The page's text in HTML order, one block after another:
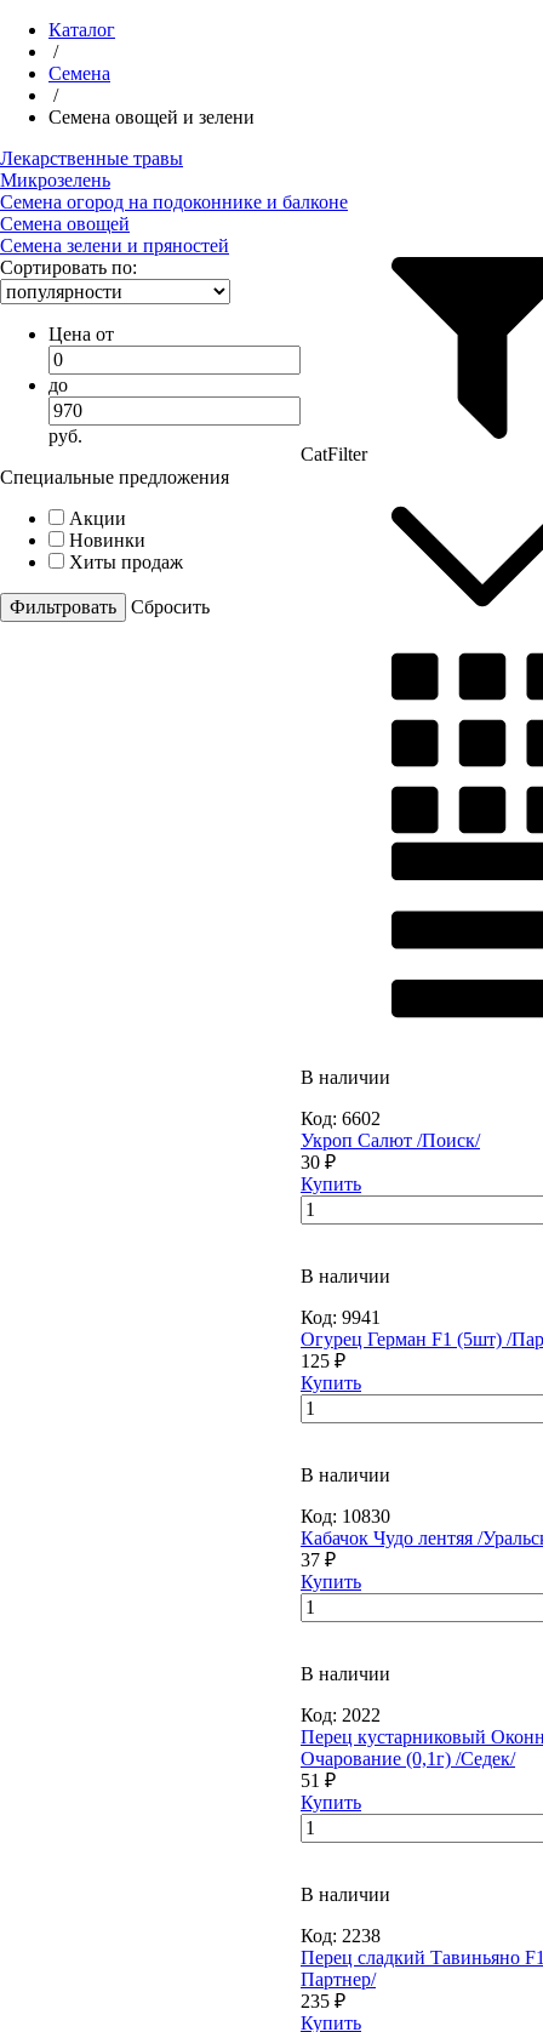
Каталог
/
Семена
/
Семена овощей и зелени
Лекарственные травы
Микрозелень
Семена огород на подоконнике и балконе
Семена овощей
Семена зелени и пряностей
Сортировать по:
Цена от
до
руб.
Специальные предложения
Акции
Новинки
Хиты продаж
Cбросить
CatFilter
В наличии
Код: 6602
Укроп Салют /Поиск/
30 ₽
Купить
В наличии
Код: 9941
Огурец Герман F1 (5шт) /
125 ₽
Купить
В наличии
Код: 10830
Кабачок Чудо лентяя /
37 ₽
Купить
В наличии
Код: 2022
Перец кустарниковый
Очарование (0,1г) /Седек/
51 ₽
Купить
В наличии
Код: 2238
Перец сладкий Тавиньяно
Партнер/
235 ₽
Купить